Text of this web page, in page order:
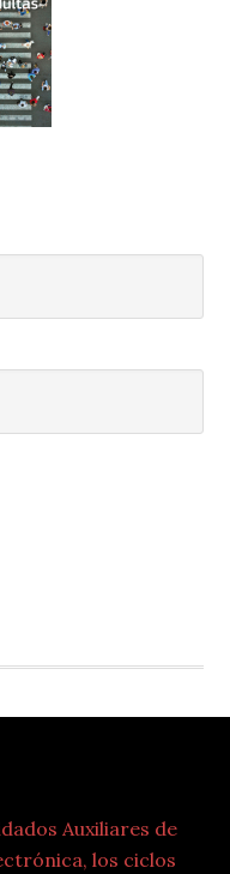
Auxiliares de
los ciclos